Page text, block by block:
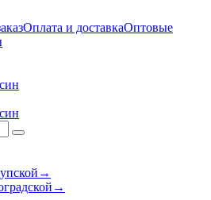
Оплата и доставкаОптовые
→
→